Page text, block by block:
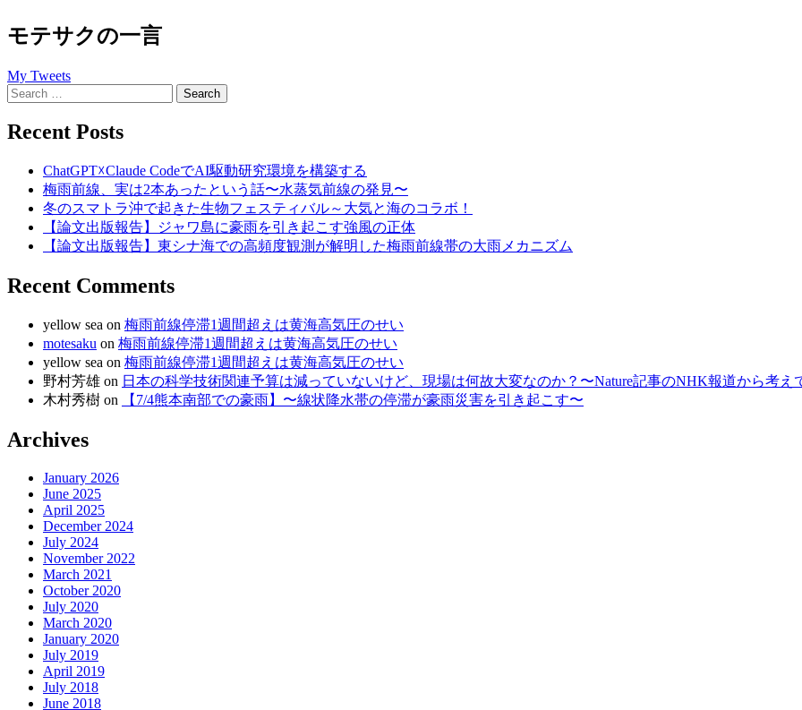
モテサクの一言
My Tweets
Search
for:
Recent Posts
ChatGPT☓Claude CodeでAI駆動研究環境を構築する
梅雨前線、実は2本あったという話〜水蒸気前線の発見〜
冬のスマトラ沖で起きた生物フェスティバル～大気と海のコラボ！
【論文出版報告】ジャワ島に豪雨を引き起こす強風の正体
【論文出版報告】東シナ海での高頻度観測が解明した梅雨前線帯の大雨メカニズム
Recent Comments
yellow sea on 梅雨前線停滞1週間超えは黄海高気圧のせい
motesaku on 梅雨前線停滞1週間超えは黄海高気圧のせい
yellow sea on 梅雨前線停滞1週間超えは黄海高気圧のせい
野村芳雄 on 日本の科学技術関連予算は減っていないけど、現場は何故大変なのか？〜Nature記事のNHK報道から考え
木村秀樹 on 【7/4熊本南部での豪雨】〜線状降水帯の停滞が豪雨災害を引き起こす〜
Archives
January 2026
June 2025
April 2025
December 2024
July 2024
November 2022
March 2021
October 2020
July 2020
March 2020
January 2020
July 2019
April 2019
July 2018
June 2018